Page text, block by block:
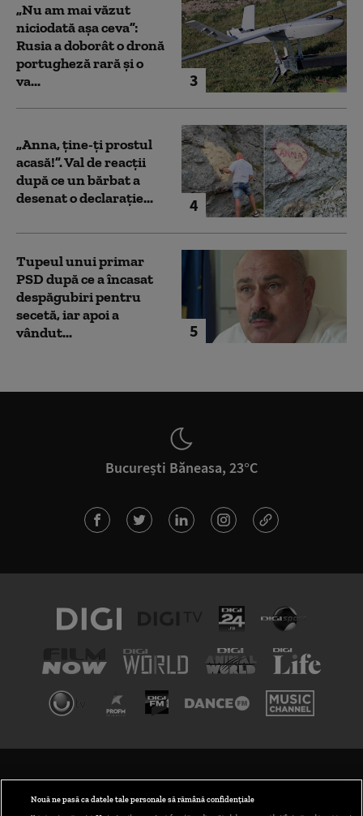
3
„Nu am mai văzut
niciodată așa ceva”:
Rusia a doborât o dronă
portugheză rară și o
va...
4
„Anna, ţine-ţi prostul
acasă!”. Val de reacții
după ce un bărbat a
desenat o declarație...
5
Tupeul unui primar
PSD după ce a încasat
despăgubiri pentru
secetă, iar apoi a
vândut...
București Băneasa, 23°C
Nouă ne pasă ca datele tale personale să rămână confidențiale